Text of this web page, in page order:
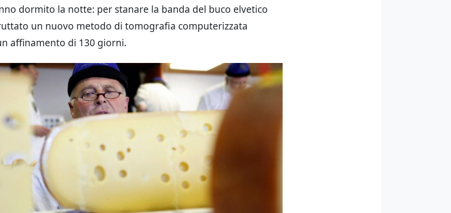
dormito la notte: per stanare la banda del buco elvetico
un nuovo metodo di tomografia computerizzata
affinamento di 130 giorni.